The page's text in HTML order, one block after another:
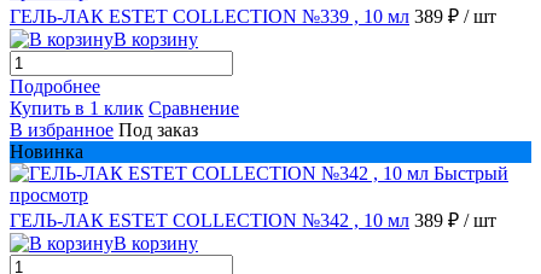
ГЕЛЬ-ЛАК ESTET COLLECTION №339 , 10 мл 389 ₽ / шт
В корзину
Подробнее
Купить в 1 клик Сравнение
В избранное Под заказ
Новинка
Быстрый
просмотр
ГЕЛЬ-ЛАК ESTET COLLECTION №342 , 10 мл 389 ₽ / шт
В корзину